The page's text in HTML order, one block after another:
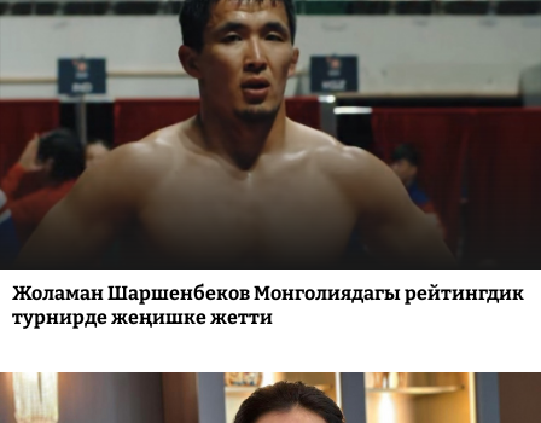
Жоламан Шаршенбеков Монголиядагы рейтингдик
турнирде жеңишке жетти